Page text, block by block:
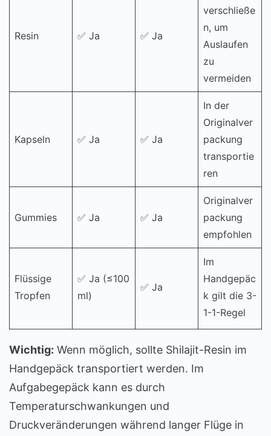
Resin ✅ Ja ✅ Ja
verschließe
n, um
Auslaufen
zu
vermeiden
Kapseln ✅ Ja ✅ Ja
In der
Originalver
packung
transportie
ren
Gummies ✅ Ja ✅ Ja
Originalver
packung
empfohlen
Flüssige
Tropfen
✅ Ja (≤100
ml)
✅ Ja
Im
Handgepäc
k gilt die 3-
1-1-Regel
Wichtig: Wenn möglich, sollte Shilajit-Resin im
Handgepäck transportiert werden. Im
Aufgabegepäck kann es durch
Temperaturschwankungen und
Druckveränderungen während langer Flüge in